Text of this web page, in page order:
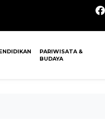
PARIWISATA &
BUDAYA